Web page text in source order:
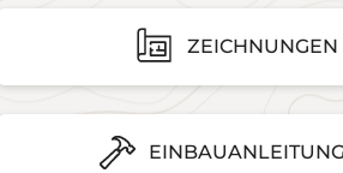
ZEICHNUNGEN